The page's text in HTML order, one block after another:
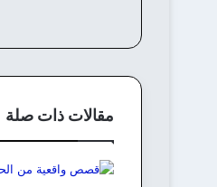
مقالات ذات صلة